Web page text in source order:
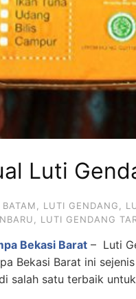
Luti
LUTI GENDANG
LUTI GENDANG
Bekasi Barat – Luti
Bekasi Barat ini
salah satu terbaik